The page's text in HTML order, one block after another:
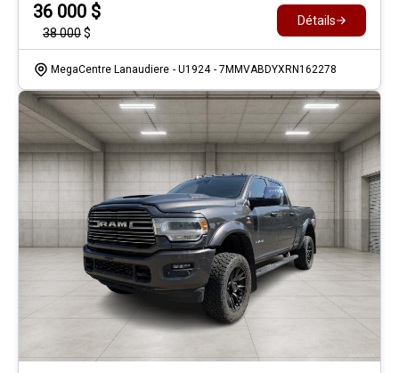
36 000 $
38 000$
Détails
MegaCentre Lanaudiere - U1924 - 7MMVABDYXRN162278